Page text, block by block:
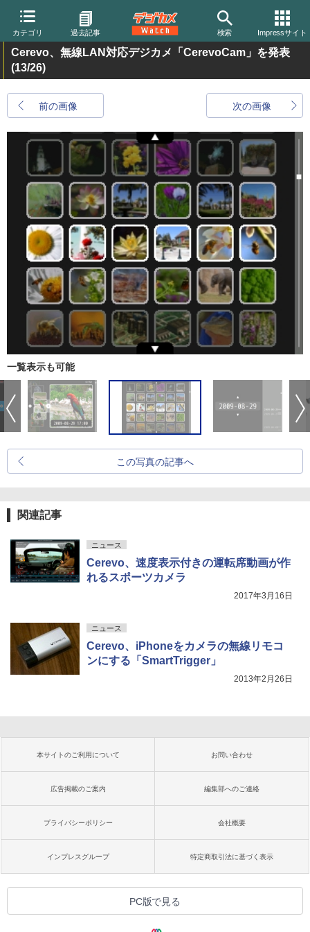
カテゴリ 過去記事 検索 Impressサイト
Cerevo、無線LAN対応デジカメ「CerevoCam」を発表
(13/26)
前の画像 次の画像
一覧表示も可能
この写真の記事へ
関連記事
ニュース
Cerevo、速度表示付きの運転席動画が作
れるスポーツカメラ
2017年3月16日
ニュース
Cerevo、iPhoneをカメラの無線リモコ
ンにする「SmartTrigger」
2013年2月26日
本サイトのご利用について お問い合わせ
広告掲載のご案内 編集部へのご連絡
プライバシーポリシー 会社概要
インプレスグループ 特定商取引法に基づく表示
PC版で見る